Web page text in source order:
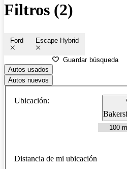
Filtros (2)
Ford Escape Hybrid
Guardar búsqueda
Autos usados
Autos nuevos
Ubicación:
Distancia de mi ubicación